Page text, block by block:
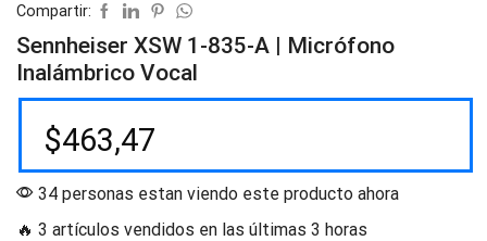
Compartir:
Sennheiser XSW 1-835-A | Micrófono
Inalámbrico Vocal
$463,47
34 personas estan viendo este producto ahora
🔥 3 artículos vendidos en las últimas 3 horas